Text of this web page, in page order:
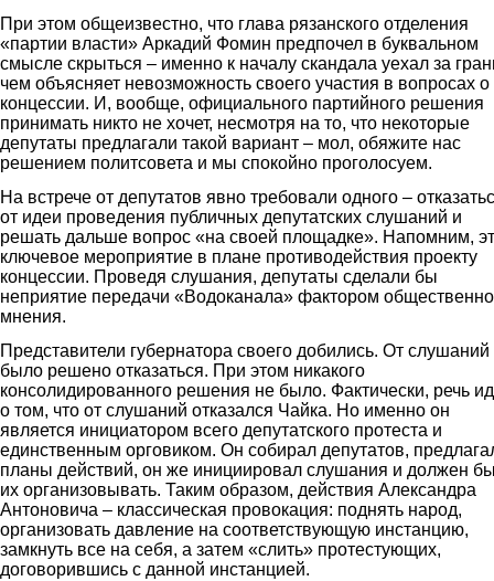
При этом общеизвестно, что глава рязанского отделения
«партии власти» Аркадий Фомин предпочел в буквальном
смысле скрыться – именно к началу скандала уехал за
чем объясняет невозможность своего участия в вопросах о
концессии. И, вообще, официального партийного решения
принимать никто не хочет, несмотря на то, что некоторые
депутаты предлагали такой вариант – мол, обяжите нас
решением политсовета и мы спокойно проголосуем.
На встрече от депутатов явно требовали одного –
от идеи проведения публичных депутатских слушаний и
решать дальше вопрос «на своей площадке». Напомним,
ключевое мероприятие в плане противодействия проекту
концессии. Проведя слушания, депутаты сделали бы
неприятие передачи «Водоканала» фактором
мнения.
Представители губернатора своего добились. От слушаний
было решено отказаться. При этом никакого
консолидированного решения не было. Фактически, речь
о том, что от слушаний отказался Чайка. Но именно он
является инициатором всего депутатского протеста и
единственным орговиком. Он собирал депутатов,
планы действий, он же инициировал слушания и должен
их организовывать. Таким образом, действия Александра
Антоновича – классическая провокация: поднять народ,
организовать давление на соответствующую инстанцию,
замкнуть все на себя, а затем «слить» протестующих,
договорившись с данной инстанцией.